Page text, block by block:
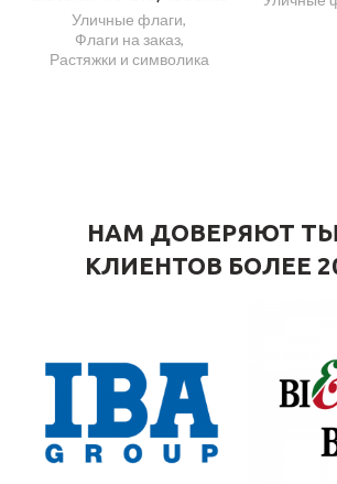
Уличные флаги,
Флаги на заказ,
Растяжки и символика
НАМ ДОВЕРЯЮТ
КЛИЕНТОВ БОЛЕЕ